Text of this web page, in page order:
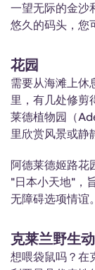
一望无际的金沙
悠久的码头，您
花园
需要从海滩上休
里，有几处修剪
莱德植物园（
里欣赏风景或静
阿德莱德姬路花
"日本小天地"，
无障碍选项情谊。
克莱兰野生
想喂袋鼠吗？在